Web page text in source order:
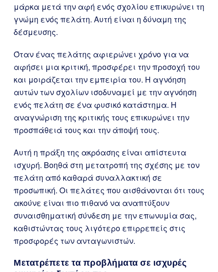
μάρκα μετά την αφή ενός σχολίου επικυρώνει τη
γνώμη ενός πελάτη. Αυτή είναι η δύναμη της
δέσμευσης.
Όταν ένας πελάτης αφιερώνει χρόνο για να
αφήσει μια κριτική, προσφέρει την προσοχή του
και μοιράζεται την εμπειρία του. Η αγνόηση
αυτών των σχολίων ισοδυναμεί με την αγνόηση
ενός πελάτη σε ένα φυσικό κατάστημα. Η
αναγνώριση της κριτικής τους επικυρώνει την
προσπάθειά τους και την άποψή τους.
Αυτή η πράξη της ακρόασης είναι απίστευτα
ισχυρή. Βοηθά στη μετατροπή της σχέσης με τον
πελάτη από καθαρά συναλλακτική σε
προσωπική. Οι πελάτες που αισθάνονται ότι τους
ακούνε είναι πιο πιθανό να αναπτύξουν
συναισθηματική σύνδεση με την επωνυμία σας,
καθιστώντας τους λιγότερο επιρρεπείς στις
προσφορές των ανταγωνιστών.
Μετατρέπετε τα προβλήματα σε ισχυρές